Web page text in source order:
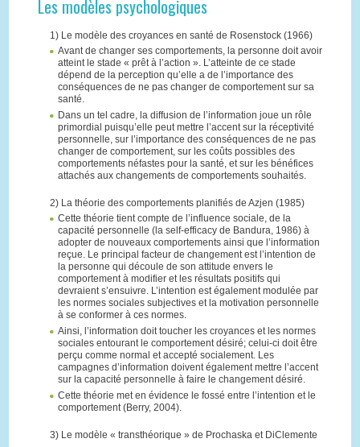
Les modèles psychologiques
1) Le modèle des croyances en santé de Rosenstock (1966)
Avant de changer ses comportements, la personne doit avoir
atteint le stade « prêt à l’action ». L’atteinte de ce stade
dépend de la perception qu’elle a de l’importance des
conséquences de ne pas changer de comportement sur sa
santé.
Dans un tel cadre, la diffusion de l’information joue un rôle
primordial puisqu’elle peut mettre l’accent sur la réceptivité
personnelle, sur l’importance des conséquences de ne pas
changer de comportement, sur les coûts possibles des
comportements néfastes pour la santé, et sur les bénéfices
attachés aux changements de comportements souhaités.
2) La théorie des comportements planifiés de Azjen (1985)
Cette théorie tient compte de l’influence sociale, de la
capacité personnelle (la self-efficacy de Bandura, 1986) à
adopter de nouveaux comportements ainsi que l’information
reçue. Le principal facteur de changement est l’intention de
la personne qui découle de son attitude envers le
comportement à modifier et les résultats positifs qui
devraient s’ensuivre. L’intention est également modulée par
les normes sociales subjectives et la motivation personnelle
à se conformer à ces normes.
Ainsi, l’information doit toucher les croyances et les normes
sociales entourant le comportement désiré; celui-ci doit être
perçu comme normal et accepté socialement. Les
campagnes d’information doivent également mettre l’accent
sur la capacité personnelle à faire le changement désiré.
Cette théorie met en évidence le fossé entre l’intention et le
comportement (Berry, 2004).
3) Le modèle « transthéorique » de Prochaska et DiClemente